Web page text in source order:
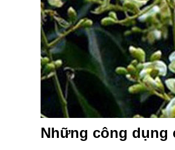
Những công dụng